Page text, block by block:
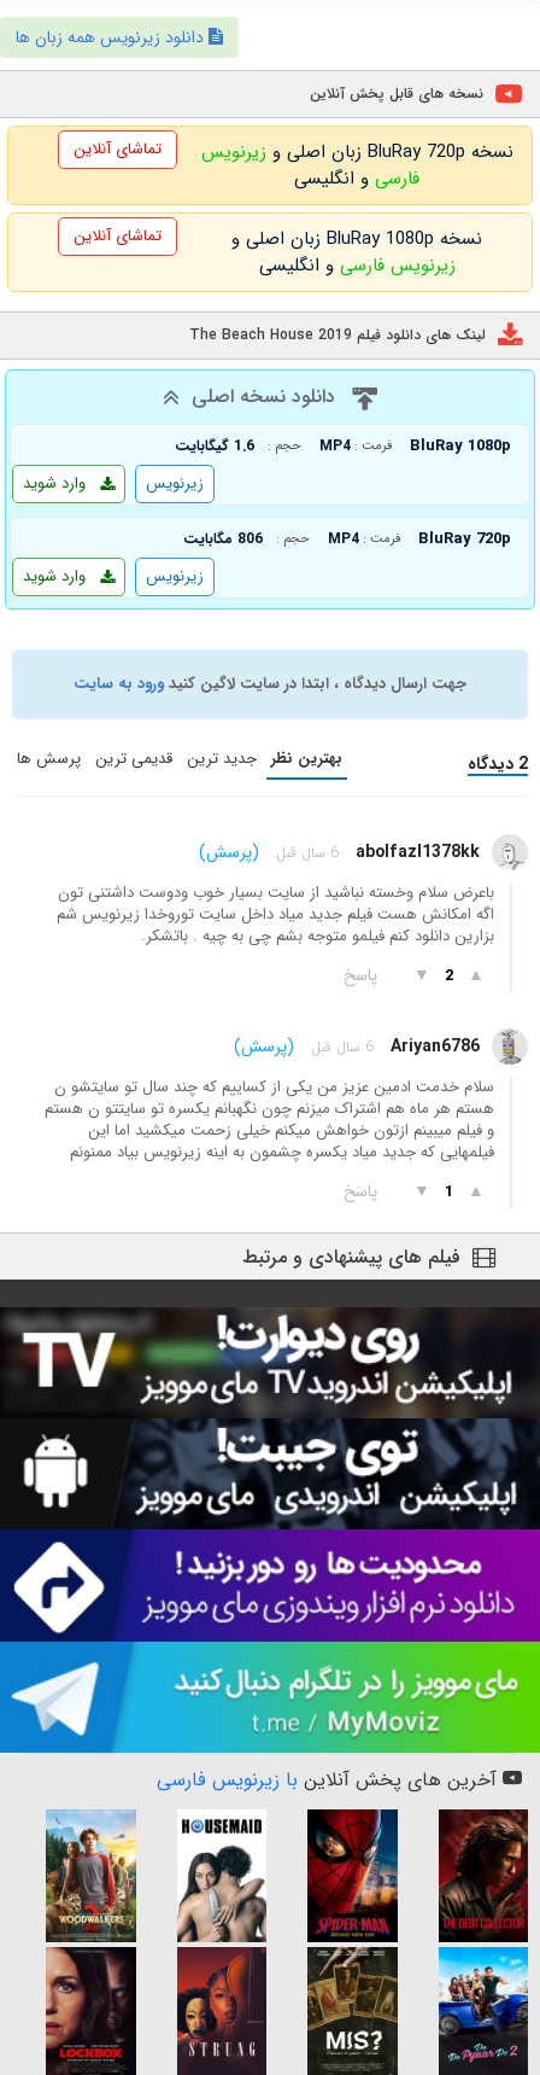
دانلود زیرنویس همه زبان ها
نسخه های قابل پخش آنلاین
نسخه BluRay 720p زبان اصلی و
زیرنویس
فارسیو انگلیسی
تماشای آنلاین
نسخه BluRay 1080p زبان اصلی و
زیرنویس فارسی و انگلیسی
تماشای آنلاین
لینک های دانلود فیلم The Beach House 2019
دانلود نسخه اصلی
BluRay 1080p فرمت : MP4 حجم : 1.6 گیگابایت
وارد شوید زیرنویس
BluRay 720p فرمت : MP4 حجم : 806 مگابایت
وارد شوید زیرنویس
جهت ارسال دیدگاه ، ابتدا در سایت لاگین کنیدورود به سایت
2 دیدگاه بهترین نظر جدید ترین قدیمی ترین پرسش ها
abolfazl1378kk 6 سال قبل (پرسش)
باعرض سلام وخسته نباشید از سایت بسیار خوب ودوست داشتنی تون
اگه امکانش هست فیلم جدید میاد داخل سایت توروخدا زیرنویس شم
بزارین دانلود کنم فیلمو متوجه بشم چی به چیه . باتشکر.
▲
2
▼ پاسخ
Ariyan6786 6 سال قبل (پرسش)
سلام خدمت ادمین عزیز من یکی از کساییم که چند سال تو سایتشو ن
هستم هر ماه هم اشتراک میزنم چون نگهبانم یکسره تو سایتتو ن هستم
و فیلم میبینم ازتون خواهش میکنم خیلی زحمت میکشید اما این
فیلمهایی که جدید میاد یکسره چشمون به اینه زیرنویس بیاد ممنونم
▲
1
▼ پاسخ
فیلم های پیشنهادی و مرتبط
آخرین های پخش آنلاین با زیرنویس فارسی